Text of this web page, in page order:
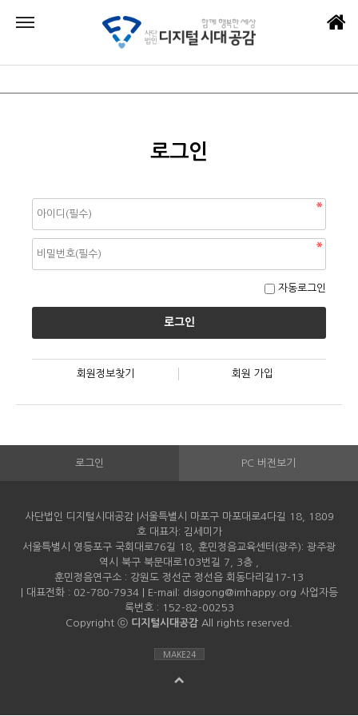
로그인
자동로그인
회원정보찾기 회원 가입
로그인 PC 버전보기
사단법인 디지털시대공감 |서울특별시 마포구 마포대로4다길 18, 1809
호 대표자: 김세미가
서울특별시 영등포구 국회대로76길 18, 훈민정음교육센터(광주): 광주광
역시 북구 북문대로103번길 7, 3층 ,
훈민정음연구소 : 강원도 정선군 정선읍 회동다리길17-13
| 대표전화 : 02-780-7934 | E-mail: disigong@imhappy.org 사업자등
록번호 : 152-82-00253
Copyright ⓒ 디지털시대공감 All rights reserved.
MAKE24